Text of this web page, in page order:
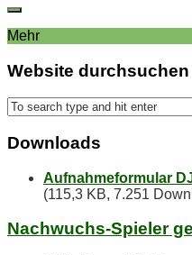
Mehr
Web­site durchsuchen
Down­loads
Aufnahmeformular
(115,3 KB, 7.251
Nach­wuchs-Spie­ler